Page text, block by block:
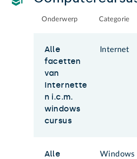
Onderwerp Categorie
Alle
facetten
van
Internette
n i.c.m.
windows
cursus
Internet
Alle
Windows